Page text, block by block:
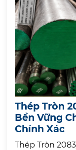
Thép Tròn
Bền Vững
Chính Xác
Thép Tròn